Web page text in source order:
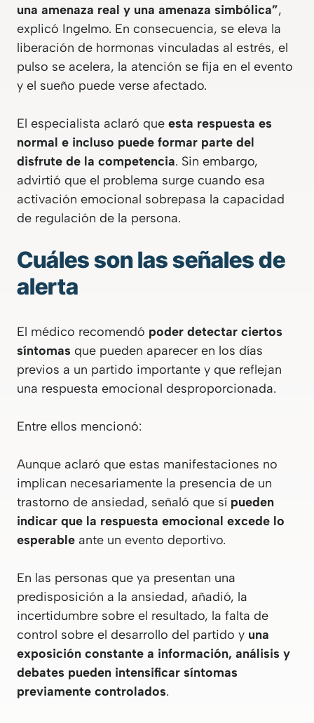
una amenaza real y una amenaza simbólica”,
explicó Ingelmo. En consecuencia, se eleva la
liberación de hormonas vinculadas al estrés, el
pulso se acelera, la atención se fija en el evento
y el sueño puede verse afectado.
El especialista aclaró que esta respuesta es
normal e incluso puede formar parte del
disfrute de la competencia. Sin embargo,
advirtió que el problema surge cuando esa
activación emocional sobrepasa la capacidad
de regulación de la persona.
Cuáles son las señales de
alerta
El médico recomendó poder detectar ciertos
síntomas que pueden aparecer en los días
previos a un partido importante y que reflejan
una respuesta emocional desproporcionada.
Entre ellos mencionó:
Aunque aclaró que estas manifestaciones no
implican necesariamente la presencia de un
trastorno de ansiedad, señaló que sí pueden
indicar que la respuesta emocional excede lo
esperable ante un evento deportivo.
En las personas que ya presentan una
predisposición a la ansiedad, añadió, la
incertidumbre sobre el resultado, la falta de
control sobre el desarrollo del partido y una
exposición constante a información, análisis y
debates pueden intensificar síntomas
previamente controlados.